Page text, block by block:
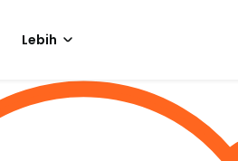
Lebih